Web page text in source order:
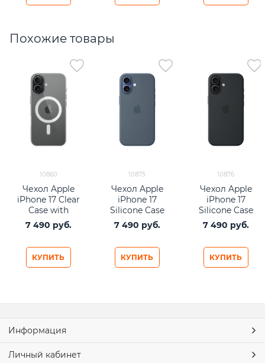
Похожие товары
10860
Чехол Apple
iPhone 17 Clear
Case with
MagSafe
7 490 руб.
КУПИТЬ
10875
Чехол Apple
iPhone 17
Silicone Case
with MagSafe
Anchor Blue
7 490 руб.
КУПИТЬ
10876
Чехол Apple
iPhone 17
Silicone Case
with MagSafe
Black
7 490 руб.
КУПИТЬ
Информация
Личный кабинет